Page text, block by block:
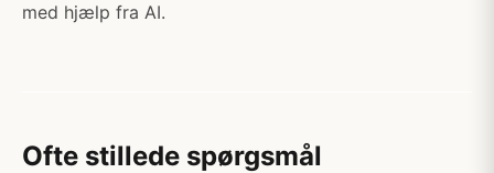
med hjælp fra AI.
Ofte stillede spørgsmål